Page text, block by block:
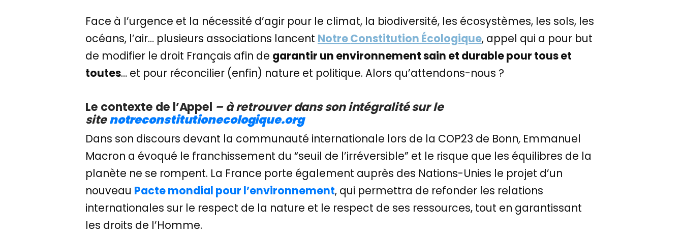
Face à l’urgence et la nécessité d’agir pour le climat, la biodiversité, les écosystèmes, les sols, les
océans, l’air… plusieurs associations lancent NotreConstitution Écologique, appel qui a pour but
de modifier le droit Français afin de garantir un environnement sain et durable pour tous et
toutes… et pour réconcilier (enfin) nature et politique. Alors qu’attendons-nous ?
Le contexte de l’Appel – à retrouver dans son intégralité sur le
sitenotreconstitutionecologique.org
Dans son discours devant la communauté internationale lors de la COP23 de Bonn, Emmanuel
Macron a évoqué le franchissement du “seuil de l’irréversible” et le risque que les équilibres de la
planète ne se rompent. La France porte également auprès des Nations-Unies le projet d’un
nouveau Pacte mondial pour l’environnement, qui permettra de refonder les relations
internationales sur le respect de la nature et le respect de ses ressources, tout en garantissant
les droits de l’Homme.